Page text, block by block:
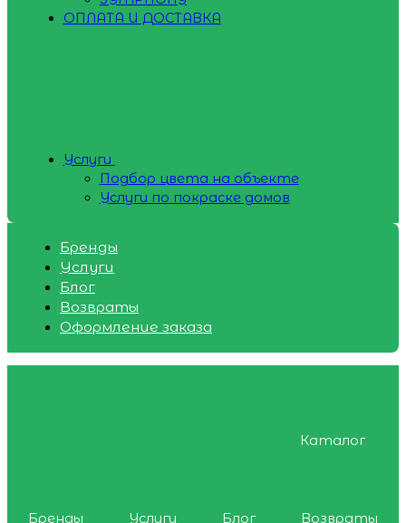
ОПЛАТА И ДОСТАВКА
Услуги
Подбор цвета на объекте
Услуги по покраске домов
Бренды
Услуги
Блог
Возвраты
Оформление заказа
Каталог
Бренды Услуги Блог
Возвраты